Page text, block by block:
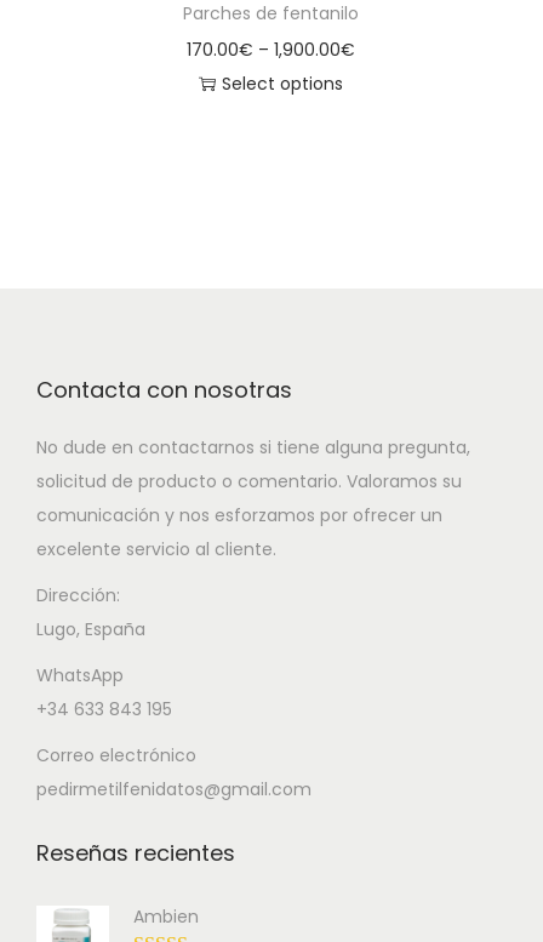
Parches de fentanilo
170.00€ – 1,900.00€
Select options
Contacta con nosotras
No dude en contactarnos si tiene alguna pregunta,
solicitud de producto o comentario. Valoramos su
comunicación y nos esforzamos por ofrecer un
excelente servicio al cliente.
Dirección:
Lugo, España
WhatsApp
+34 633 843 195
Correo electrónico
pedirmetilfenidatos@gmail.com
Reseñas recientes
Ambien